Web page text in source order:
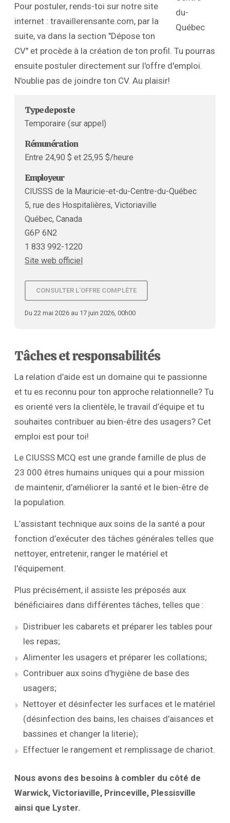
Pour postuler, rends-toi sur notre site
internet : travaillerensante.com, par la
suite, va dans la section "Dépose ton
CV" et procède à la création de ton profil. Tu pourras
ensuite postuler directement sur l'offre d'emploi.
N'oublie pas de joindre ton CV. Au plaisir!
Type de poste
Temporaire (sur appel)
Rémunération
Entre 24,90 $ et 25,95 $/heure
Employeur
CIUSSS de la Mauricie-et-du-Centre-du-Québec
5, rue des Hospitalières, Victoriaville
Québec, Canada
G6P 6N2
1 833 992-1220
Site web officiel
CONSULTER L'OFFRE COMPLÈTE
Du 22 mai 2026 au 17 juin 2026, 00h00
Tâches et responsabilités
La relation d’aide est un domaine qui te passionne
et tu es reconnu pour ton approche relationnelle? Tu
es orienté vers la clientèle, le travail d’équipe et tu
souhaites contribuer au bien-être des usagers? Cet
emploi est pour toi!
Le CIUSSS MCQ est une grande famille de plus de
23 000 êtres humains uniques qui a pour mission
de maintenir, d’améliorer la santé et le bien-être de
la population.
L’assistant technique aux soins de la santé a pour
fonction d’exécuter des tâches générales telles que
nettoyer, entretenir, ranger le matériel et
l'équipement.
Plus précisément, il assiste les préposés aux
bénéficiaires dans différentes tâches, telles que :
Distribuer les cabarets et préparer les tables pour
les repas;
Alimenter les usagers et préparer les collations;
Contribuer aux soins d’hygiène de base des
usagers;
Nettoyer et désinfecter les surfaces et le matériel
(désinfection des bains, les chaises d’aisances et
bassines et changer la literie);
Effectuer le rangement et remplissage de chariot.
Nous avons des besoins à combler du côté de
Warwick, Victoriaville, Princeville, Plessisville
ainsi que Lyster.